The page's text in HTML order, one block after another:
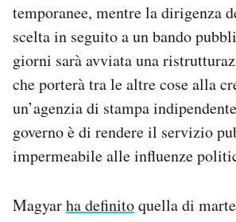
temporanee, mentre la dirigenza
scelta in seguito a un bando
giorni sarà avviata una
che porterà tra le altre cose alla
un’agenzia di stampa
governo è di rendere il servizio
impermeabile alle influenze
Magyarha definitoquella di